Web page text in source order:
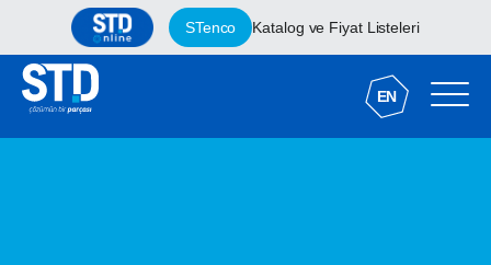
STenco Katalog ve Fiyat Listeleri
EN